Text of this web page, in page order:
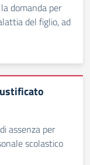
domanda per
del figlio, ad
assenza per
scolastico